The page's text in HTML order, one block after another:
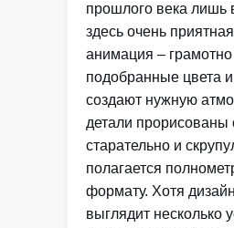
прошлого века лишь
здесь очень
анимация – грамотно
подобранные цвета и
создают нужную
детали прорисованы
старательно и
полагается
формату. Хотя
выглядит несколько